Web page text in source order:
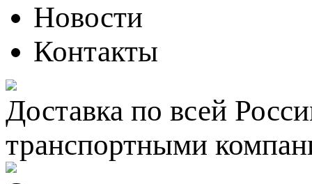
Новости
Контакты
Доставка по всей
транспортными